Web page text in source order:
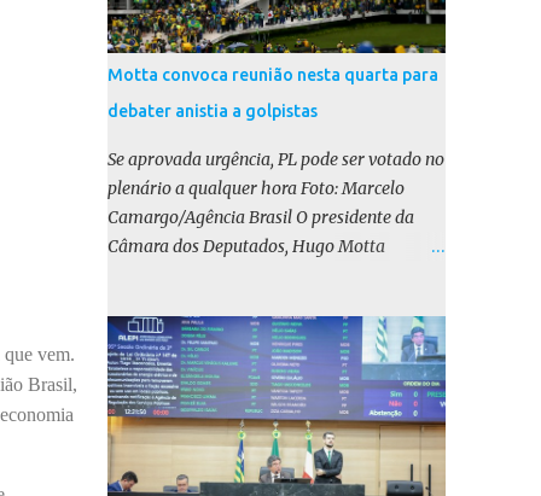
que vem.
Brasil,
Motta convoca reunião nesta quarta para
debater anistia a golpistas
Se aprovada urgência, PL pode ser votado no
plenário a qualquer hora Foto: Marcelo
Camargo/Agência Brasil O presidente da
Câmara dos Deputados, Hugo Motta
líderes para discutir a votação da urgência
para o projeto de lei (PL) que prevê a anistia
aos condenados por tentativa de golpe de
Estado. Motta disse, em uma rede social, que
a reunião vai “deliberar sobre a urgência dos
projetos que tratam do acontecido em 8 de